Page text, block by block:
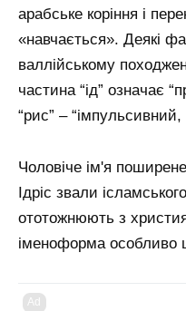
арабське коріння і
«навчається». Деякі
валлійському
частина “ід” означає
“рис” –
Чоловіче ім'я
Ідріс звали
ототожнюють з
іменоформа особливо
Ad